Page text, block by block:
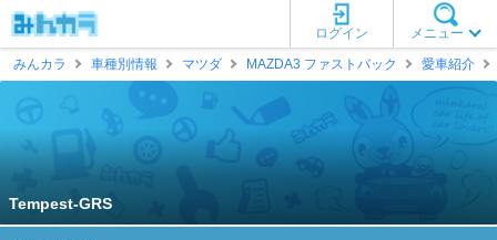
メニュー
ログイン
みんカラ
車種別情報 マツダ MAZDA3 ファストバック 愛車紹介
Tempest-GRS